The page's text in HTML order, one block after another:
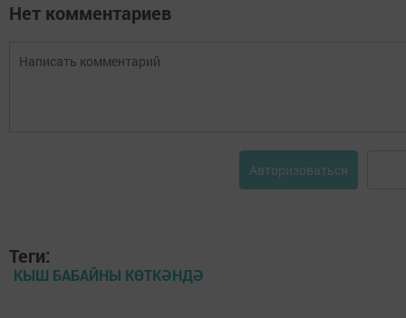
Нет комментариев
Авторизоваться
Теги:
КЫШ БАБАЙНЫ КӨТКӘНДӘ